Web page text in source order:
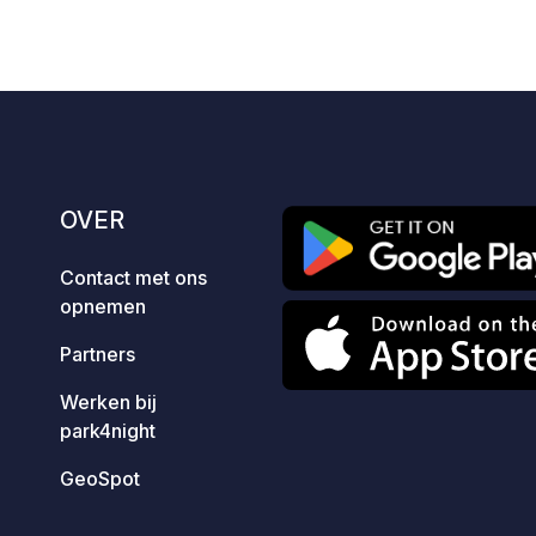
OVER
Contact met ons
opnemen
Partners
Werken bij
park4night
GeoSpot